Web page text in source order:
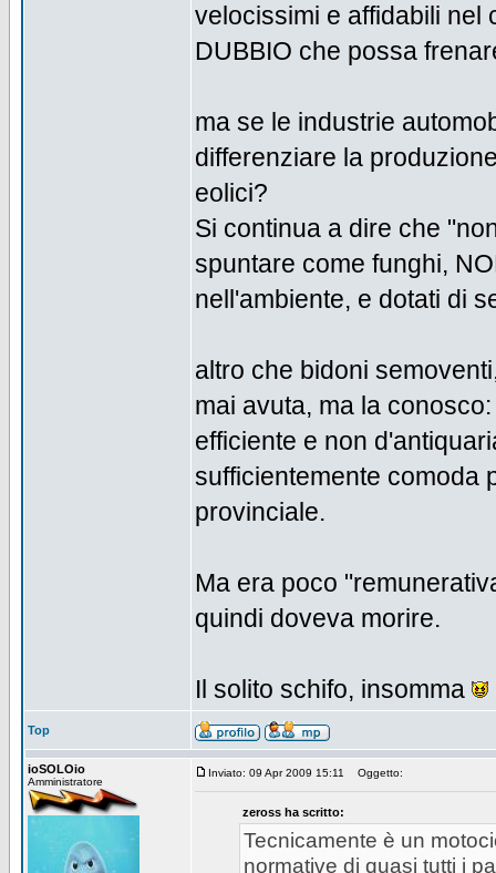
velocissimi e affidabili nel
DUBBIO che possa
ma se le industrie
differenziare la
eolici?
Si continua a dire che
spuntare come funghi,
nell'ambiente, e dotati di
altro che bidoni
mai avuta, ma la
efficiente e non
sufficientemente comoda
provinciale.
Ma era poco
quindi doveva morire.
Il solito schifo, insomma
Top
ioSOLOio
Amministratore
Inviato: 09 Apr 2009 15:11 Oggetto:
zeross ha scritto:
Tecnicamente è un
normative di quasi tutti i